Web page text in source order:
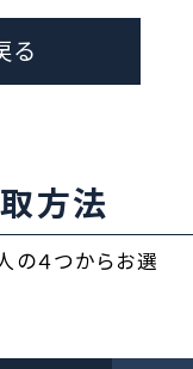
る
方法
の４つからお選